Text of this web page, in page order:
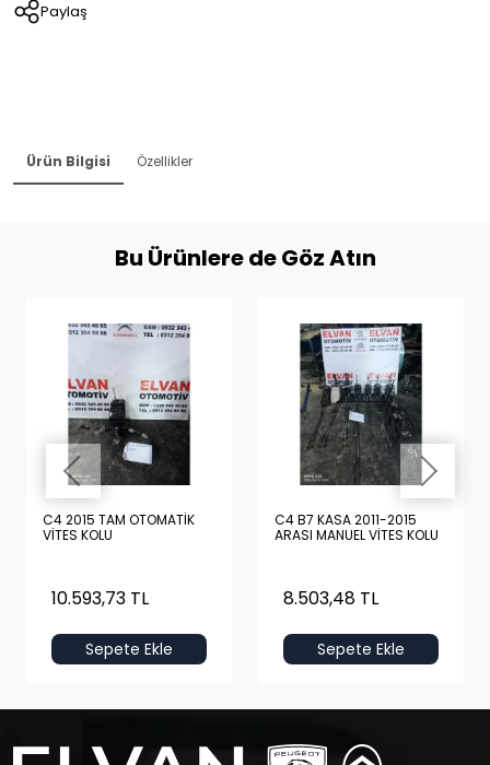
Paylaş
Ürün Bilgisi Özellikler
Bu Ürünlere de Göz Atın
C4 2015 TAM OTOMATİK
VİTES KOLU
10.593,73 TL
Sepete Ekle
C4 B7 KASA 2011-2015
ARASI MANUEL VİTES KOLU
8.503,48 TL
Sepete Ekle